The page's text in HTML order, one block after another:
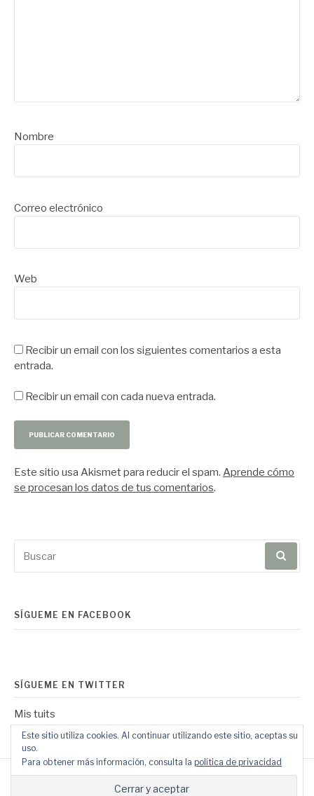
Nombre
Correo electrónico
Web
Recibir un email con los siguientes comentarios a esta
entrada.
Recibir un email con cada nueva entrada.
Este sitio usa Akismet para reducir el spam. Aprende cómo
se procesan los datos de tus comentarios.
por:
SÍGUEME EN FACEBOOK
SÍGUEME EN TWITTER
Mis tuits
Este sitio utiliza cookies. Al continuar utilizando este sitio, aceptas su
uso.
Para obtener más información, consulta la política de privacidad